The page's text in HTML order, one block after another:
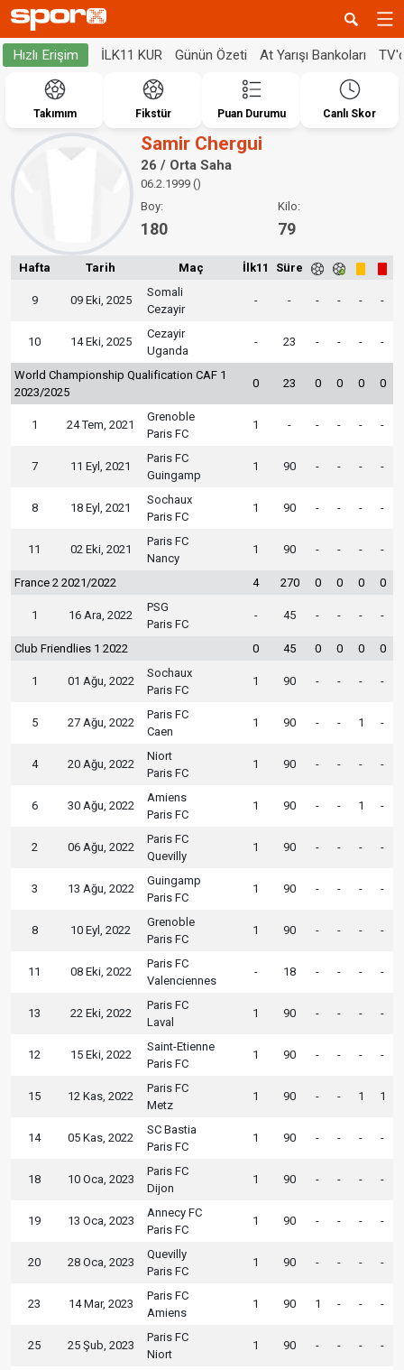
Hızlı Erişim İLK11 KUR Günün Özeti At Yarışı Bankoları
Takımım Fikstür Puan Durumu Canlı Skor
Samir Chergui
26 / Orta Saha
06.2.1999 ()
Boy:
180
Kilo:
79
Hafta Tarih Maç İlk11 Süre
9 09 Eki, 2025
Somali
Cezayir
- - - - - -
10 14 Eki, 2025
Cezayir
Uganda
- 23 - - - -
World Championship Qualification CAF 1
2023/2025
0 23 0 0 0 0
1 24 Tem, 2021
Grenoble
Paris FC
1 - - - - -
7 11 Eyl, 2021
Paris FC
Guingamp
1 90 - - - -
8 18 Eyl, 2021
Sochaux
Paris FC
1 90 - - - -
11 02 Eki, 2021
Paris FC
Nancy
1 90 - - - -
France 2 2021/2022 4 270 0 0 0 0
1 16 Ara, 2022
PSG
Paris FC
- 45 - - - -
Club Friendlies 1 2022 0 45 0 0 0 0
1 01 Ağu, 2022
Sochaux
Paris FC
1 90 - - - -
5 27 Ağu, 2022
Paris FC
Caen
1 90 - - 1 -
4 20 Ağu, 2022
Niort
Paris FC
1 90 - - - -
6 30 Ağu, 2022
Amiens
Paris FC
1 90 - - 1 -
2 06 Ağu, 2022
Paris FC
Quevilly
1 90 - - - -
3 13 Ağu, 2022
Guingamp
Paris FC
1 90 - - - -
8 10 Eyl, 2022
Grenoble
Paris FC
1 90 - - - -
11 08 Eki, 2022
Paris FC
Valenciennes
- 18 - - - -
13 22 Eki, 2022
Paris FC
Laval
1 90 - - - -
12 15 Eki, 2022
Saint-Etienne
Paris FC
1 90 - - - -
15 12 Kas, 2022
Paris FC
Metz
1 90 - - 1 1
14 05 Kas, 2022
SC Bastia
Paris FC
1 90 - - - -
18 10 Oca, 2023
Paris FC
Dijon
1 90 - - - -
19 13 Oca, 2023
Annecy FC
Paris FC
1 90 - - - -
20 28 Oca, 2023
Quevilly
Paris FC
1 90 - - - -
23 14 Mar, 2023
Paris FC
Amiens
1 90 1 - - -
25 25 Şub, 2023
Paris FC
Niort
1 90 - - - -